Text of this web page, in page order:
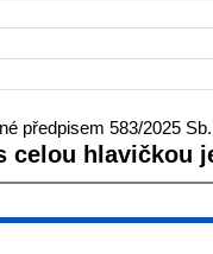
předpisem 583/2025
celou hlavičkou